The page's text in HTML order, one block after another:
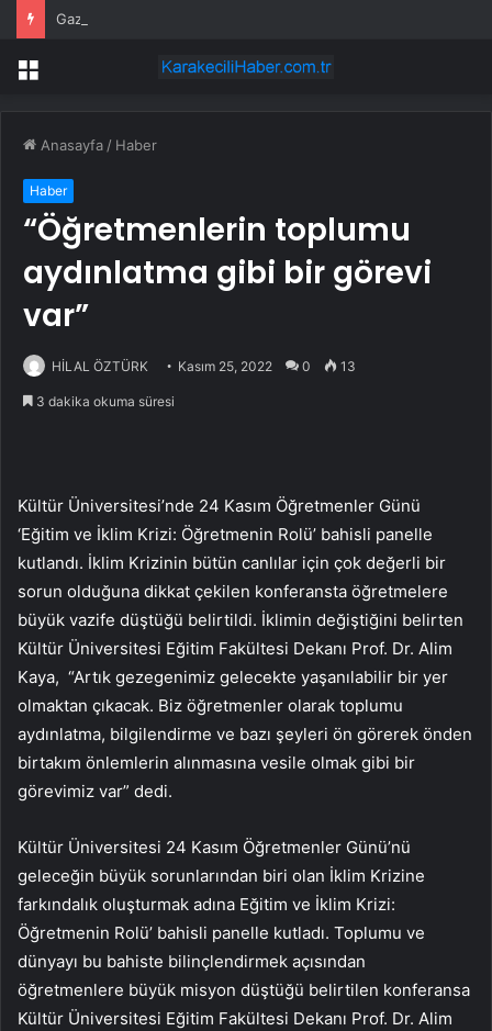
Gaziantep’te Kurban Yakalama Timi Kuruldu
Menü
Anasayfa / Haber
Haber
“Öğretmenlerin toplumu
aydınlatma gibi bir görevi
var”
HİLAL ÖZTÜRK Kasım 25, 2022 0 13
3 dakika okuma süresi
Kültür Üniversitesi’nde 24 Kasım Öğretmenler Günü
‘Eğitim ve İklim Krizi: Öğretmenin Rolü’ bahisli panelle
kutlandı. İklim Krizinin bütün canlılar için çok değerli bir
sorun olduğuna dikkat çekilen konferansta öğretmelere
büyük vazife düştüğü belirtildi. İklimin değiştiğini belirten
Kültür Üniversitesi Eğitim Fakültesi Dekanı Prof. Dr. Alim
Kaya, “Artık gezegenimiz gelecekte yaşanılabilir bir yer
olmaktan çıkacak. Biz öğretmenler olarak toplumu
aydınlatma, bilgilendirme ve bazı şeyleri ön görerek önden
birtakım önlemlerin alınmasına vesile olmak gibi bir
görevimiz var” dedi.
Kültür Üniversitesi 24 Kasım Öğretmenler Günü’nü
geleceğin büyük sorunlarından biri olan İklim Krizine
farkındalık oluşturmak adına Eğitim ve İklim Krizi:
Öğretmenin Rolü’ bahisli panelle kutladı. Toplumu ve
dünyayı bu bahiste bilinçlendirmek açısından
öğretmenlere büyük misyon düştüğü belirtilen konferansa
Kültür Üniversitesi Eğitim Fakültesi Dekanı Prof. Dr. Alim